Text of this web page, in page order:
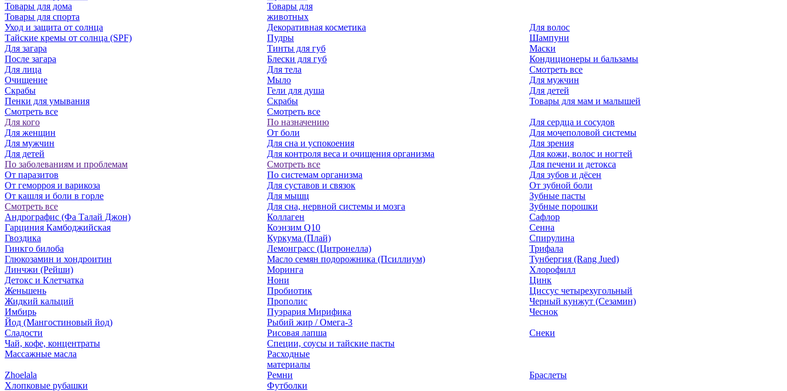
Товары для дома
Товары для спорта
Товары для
животных
Уход и защита от солнца
Тайские кремы от солнца (SPF)
Для загара
После загара
Для лица
Очищение
Скрабы
Пенки для умывания
Смотреть все
Декоративная косметика
Пудры
Тинты для губ
Блески для губ
Для тела
Мыло
Гели для душа
Скрабы
Смотреть все
Для волос
Шампуни
Маски
Кондиционеры и бальзамы
Смотреть все
Для мужчин
Для детей
Товары для мам и малышей
Для кого
Для женщин
Для мужчин
Для детей
По заболеваниям и проблемам
От паразитов
Oт геморроя и варикоза
От кашля и боли в горле
Смотреть все
По назначению
От боли
Для сна и успокоения
Для контроля веса и очищения организма
Смотреть все
По системам организма
Для суставов и связок
Для мышц
Для сна, нервной системы и мозга
Для сердца и сосудов
Для мочеполовой системы
Для зрения
Для кожи, волос и ногтей
Для печени и детокса
Для зубов и дёсен
От зубной боли
Зубные пасты
Зубные порошки
Андрографис (Фа Талай Джон)
Гарциния Камбоджийская
Гвоздика
Гинкго билоба
Глюкозамин и хондроитин
Линчжи (Рейши)
Детокс и Клетчатка
Женьшень
Жидкий кальций
Имбирь
Йод (Мангостиновый йод)
Коллаген
Коэнзим Q10
Куркума (Плай)
Лемонграсс (Цитронелла)
Масло семян подорожника (Псиллиум)
Моринга
Нони
Пробиотик
Прополис
Пуэрария Мирифика
Рыбий жир / Омега-3
Сафлор
Сенна
Спирулина
Трифала
Тунбергия (Rang Jued)
Хлорофилл
Цинк
Циссус четырехугольный
Черный кунжут (Сезамин)
Чеснок
Сладости
Чай, кофе, концентраты
Рисовая лапша
Специи, соусы и тайские пасты
Снеки
Массажные масла
Расходные
материалы
Zhoelala
Хлопковые рубашки
Ремни
Футболки
Браслеты